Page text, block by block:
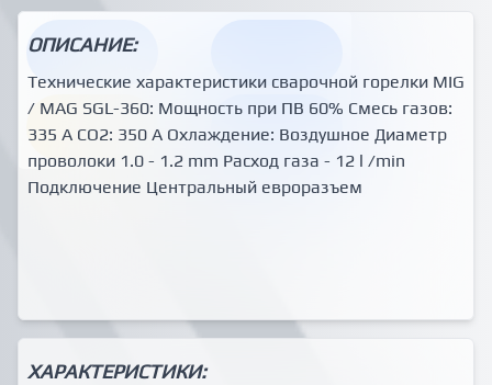
ОПИСАНИЕ:
Технические характеристики сварочной горелки MIG
/ MAG SGL-360: Мощность при ПВ 60% Смесь газов:
335 A CO2: 350 A Охлаждение: Воздушное Диаметр
проволоки 1.0 - 1.2 mm Расход газа - 12 l /min
Подключение Центральный евроразъем
ХАРАКТЕРИСТИКИ: